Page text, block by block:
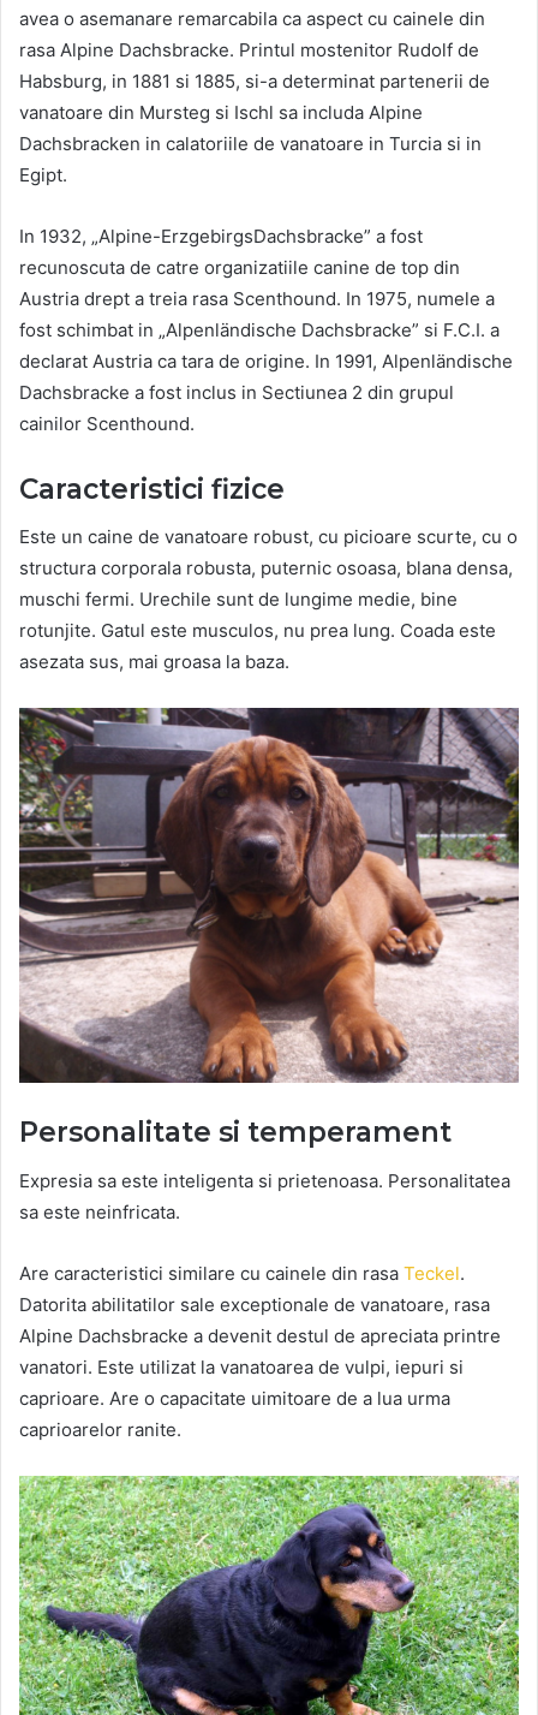
avea o asemanare remarcabila ca aspect cu cainele din
rasa Alpine Dachsbracke. Printul mostenitor Rudolf de
Habsburg, in 1881 si 1885, si-a determinat partenerii de
vanatoare din Mursteg si Ischl sa includa Alpine
Dachsbracken in calatoriile de vanatoare in Turcia si in
Egipt.
In 1932, „Alpine-ErzgebirgsDachsbracke” a fost
recunoscuta de catre organizatiile canine de top din
Austria drept a treia rasa Scenthound. In 1975, numele a
fost schimbat in „Alpenländische Dachsbracke” si F.C.I. a
declarat Austria ca tara de origine. In 1991, Alpenländische
Dachsbracke a fost inclus in Sectiunea 2 din grupul
cainilor Scenthound.
Caracteristici fizice
Este un caine de vanatoare robust, cu picioare scurte, cu o
structura corporala robusta, puternic osoasa, blana densa,
muschi fermi. Urechile sunt de lungime medie, bine
rotunjite. Gatul este musculos, nu prea lung. Coada este
asezata sus, mai groasa la baza.
Personalitate si temperament
Expresia sa este inteligenta si prietenoasa. Personalitatea
sa este neinfricata.
Are caracteristici similare cu cainele din rasa Teckel.
Datorita abilitatilor sale exceptionale de vanatoare, rasa
Alpine Dachsbracke a devenit destul de apreciata printre
vanatori. Este utilizat la vanatoarea de vulpi, iepuri si
caprioare. Are o capacitate uimitoare de a lua urma
caprioarelor ranite.